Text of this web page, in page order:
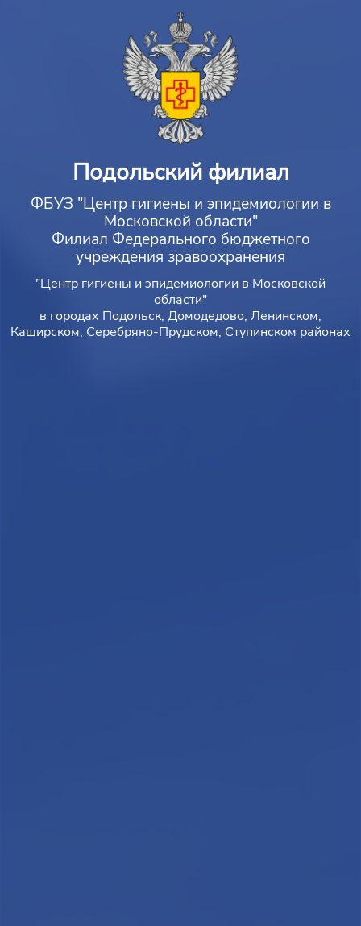
Подольский филиал
ФБУЗ "Центр гигиены и эпидемиологии в
Московской области"
Филиал Федерального бюджетного
учреждения зравоохранения
"Центр гигиены и эпидемиологии в Московской
области"
в городах Подольск, Домодедово, Ленинском,
Каширском, Серебряно-Прудском, Ступинском районах